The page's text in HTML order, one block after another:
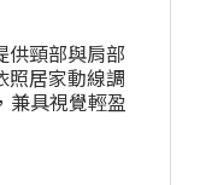
供頸部與肩部
照居家動線調
兼具視覺輕盈